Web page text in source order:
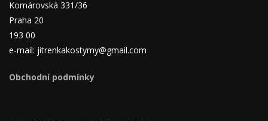
Komárovská 331/36
Praha 20
193 00
e-mail: jitrenkakostymy@gmail.com
Obchodní podmínky